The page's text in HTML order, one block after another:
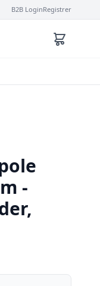
B2B LoginRegistrer
-